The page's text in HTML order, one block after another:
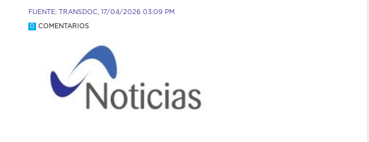
FUENTE: TRANSDOC, 17/04/2026 03:09 PM
0 COMENTARIOS